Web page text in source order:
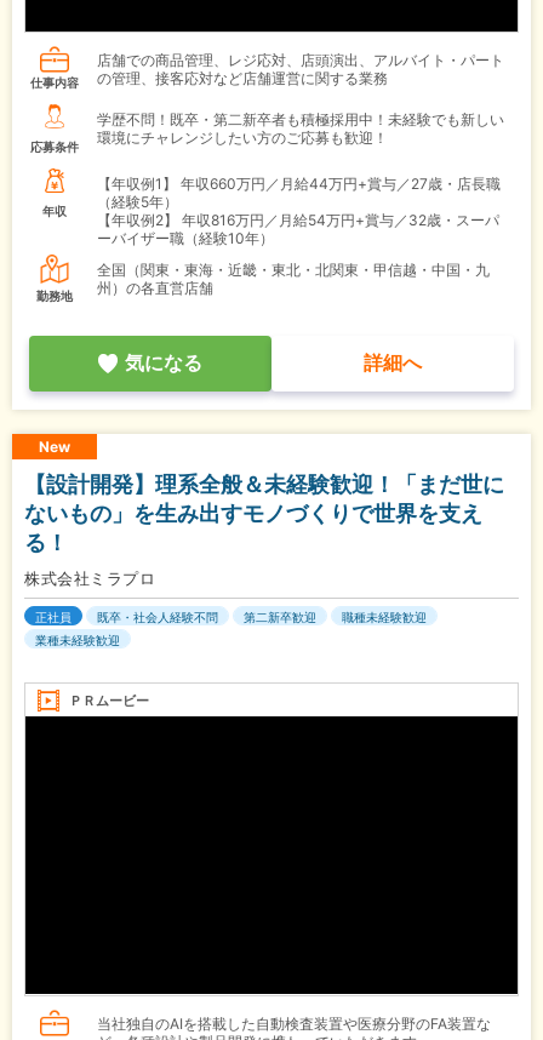
仕事内容
店舗での商品管理、レジ応対、店頭演出、アルバイト・パート
の管理、接客応対など店舗運営に関する業務
応募条件
学歴不問！既卒・第二新卒者も積極採用中！未経験でも新しい
環境にチャレンジしたい方のご応募も歓迎！
年収
【年収例1】
年収660万円／月給44万円+賞与／27歳・店長職
（経験5年）
【年収例2】
年収816万円／月給54万円+賞与／32歳・スーパ
ーバイザー職（経験10年）
勤務地
全国（関東・東海・近畿・東北・北関東・甲信越・中国・九
州）の各直営店舗
気になる 詳細へ
New
【設計開発】理系全般＆未経験歓迎！「まだ世に
ないもの」を生み出すモノづくりで世界を支え
る！
株式会社ミラプロ
正社員 既卒・社会人経験不問 第二新卒歓迎
職種未経験歓迎
業種未経験歓迎
ＰＲムービー
当社独自のAIを搭載した自動検査装置や医療分野のFA装置な